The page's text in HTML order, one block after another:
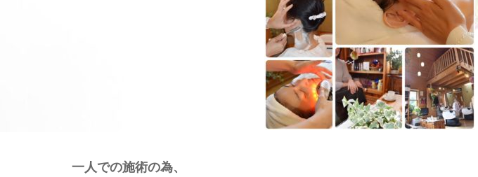
一人での施術の為、